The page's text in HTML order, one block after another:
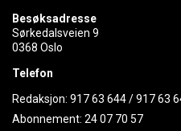
Besøksadresse
Sørkedalsveien 9
0368 Oslo
Telefon
Redaksjon: 917 63 644/917 63
Abonnement: 24 07 70 57